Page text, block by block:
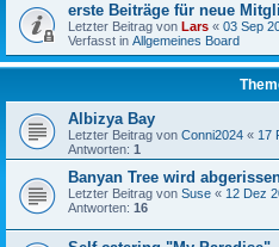
erste Beiträge für neue
Letzter Beitrag von Lars « 03 Sep
Verfasst in Allgemeines Board
Albizya Bay
Letzter Beitrag von Conni2024 « 17
Antworten: 1
Banyan Tree wird
Letzter Beitrag von Suse « 12 Dez
Antworten: 16